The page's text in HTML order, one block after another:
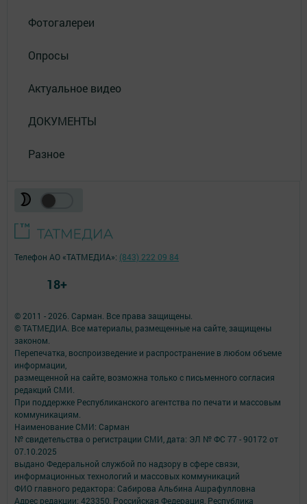
Фотогалереи
Опросы
Актуальное видео
ДОКУМЕНТЫ
Разное
© 2011 - 2026. Сарман. Все права защищены.
© ТАТМЕДИА. Все материалы, размещенные на сайте, защищены
законом.
Перепечатка, воспроизведение и распространение в любом объеме
информации,
размещенной на сайте, возможна только с письменного согласия
редакций СМИ.
При поддержке Республиканского агентства по печати и массовым
коммуникациям.
Наименование СМИ: Сарман
№ свидетельства о регистрации СМИ, дата: ЭЛ № ФС 77 - 90172 от
07.10.2025
выдано Федеральной службой по надзору в сфере связи,
информационных технологий и массовых коммуникаций
ФИО главного редактора: Сабирова Альбина Ашрафулловна
Адрес редакции: 423350, Российская Федерация, Республика
Телефон АО «ТАТМЕДИА»: (843) 222 09 84
18+